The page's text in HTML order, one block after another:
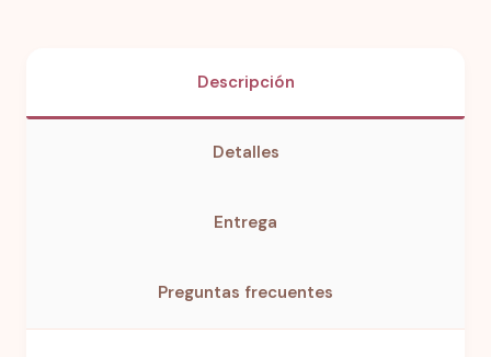
Descripción
Detalles
Entrega
Preguntas frecuentes